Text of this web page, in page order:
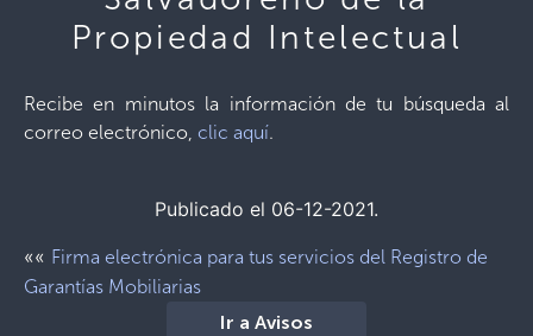
Propiedad Intelectual
Recibe en minutos la información de tu búsqueda al
correo electrónico, clic aquí.
Publicado el 06-12-2021.
«« Firma electrónica para tus servicios del Registro de
Garantías Mobiliarias
Ir a Avisos